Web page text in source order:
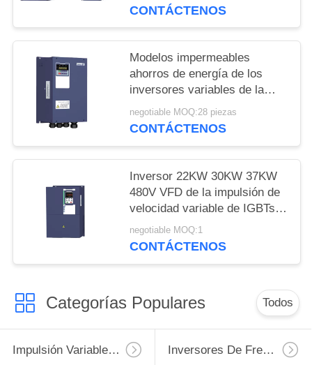
CONTÁCTENOS
Modelos impermeables
ahorros de energía de los
inversores variables de la
frecuencia IP65
negotiable MOQ:28 piezas
CONTÁCTENOS
Inversor 22KW 30KW 37KW
480V VFD de la impulsión de
velocidad variable de IGBTs
trifásico
negotiable MOQ:1
CONTÁCTENOS
Categorías Populares Todos
Impulsión Variable De La Frecuencia De VFD Inversores De Frecuencia Variable